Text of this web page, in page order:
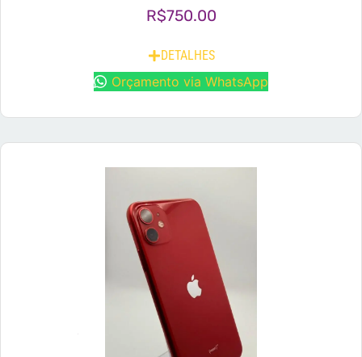
R$750.00
DETALHES
Orçamento via WhatsApp